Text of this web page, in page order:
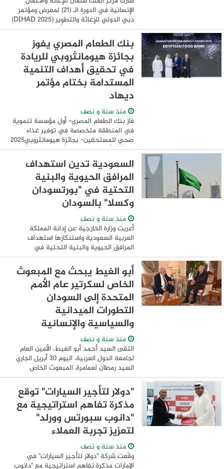
الإنسانية في الدورة الـ (21) لمعرض ومؤتمر
دبي الدولي للإغاثة والتطوير (DIHAD 2025)
المنعقد خلال الفترة (29) أبريل - (1) مايو
2025م، وسط حضور المنظمات غير ...
بنك الطعام المصري يفوز
بجائزة هيومانثروبي للريادة
في تحقيق أهداف التنمية
المستدامة بختام مؤتمر
ديهاد
منذ سنة و نصف
فاز بنك الطعام المصري- أول مؤسسة تنموية
في المنطقة متخصصة في توفير غذاء
صحي للمستحقين- بجائزة هيومانثروبي2025
للريادة، يأتي ذلك تقديرًا لأنشطة وبرامج
المؤسسة في تحقيق أهداف التنمية
المستدامة، ...
السعودية تدين استهداف
المرافق الحيوية والبنية
التحتية في "بورتسودان
وكسلا" بالسودان
منذ سنة و نصف
أعربت وزارة الخارجية عن إدانة المملكة
العربية السعودية واستنكارها استهداف
المرافق الحيوية والبنية التحتية في
"بورتسودان وكسلا" بجمهورية السودان، وهو
ما يمثل تهديدًا للاستقرار الإقليمي والأمن ...
أبو الغيط يبحث مع المبعوث
الخاص لسكرتير عام الأمم
المتحدة إلى السودان
التطورات الميدانية
والسياسية والإنسانية
منذ سنة و نصف
التقى السيد أحمد أبو الغيط، الأمين العام
لجامعة الدول العربية، اليوم ٣٠ أبريل الجاري
السيد رمطان لعمامرة، المبعوث الخاص
للسكرتير العام للأمم المتحدة للسودان، وعقد
الجانبان جلسة مباحثات مطولة حول ...
"دولار لتأجير السيارات" توقع
مذكرة تفاهم استراتيجية مع
"دانوب سبورتس وورلد"
لتعزيز تجربة العملاء
منذ سنة و نصف
وقّعت شركة "دولار لتأجير السيارات" في
الإمارات مذكرة تفاهم استراتيجية مع "دانوب